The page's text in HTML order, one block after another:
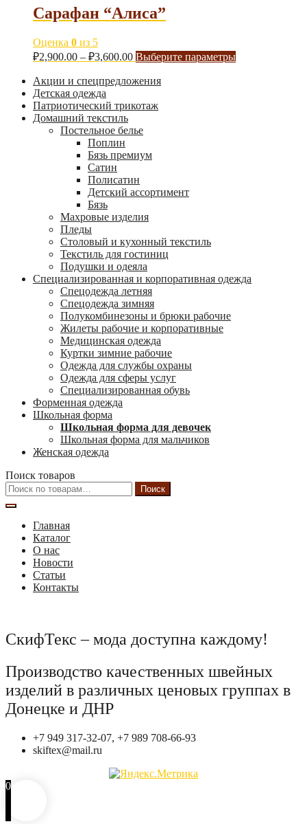
Сарафан “Алиса”
Оценка 0 из 5
₽2,900.00 – ₽3,600.00 Выберите параметры
Акции и спецпредложения
Детская одежда
Патриотический трикотаж
Домашний текстиль
Постельное белье
Поплин
Бязь премиум
Сатин
Полисатин
Детский ассортимент
Бязь
Махровые изделия
Пледы
Столовый и кухонный текстиль
Текстиль для гостиниц
Подушки и одеяла
Специализированная и корпоративная одежда
Спецодежда летняя
Спецодежда зимняя
Полукомбинезоны и брюки рабочие
Жилеты рабочие и корпоративные
Медицинская одежда
Куртки зимние рабочие
Одежда для службы охраны
Одежда для сферы услуг
Специализированная обувь
Форменная одежда
Школьная форма
Школьная форма для девочек
Школьная форма для мальчиков
Женская одежда
Поиск товаров
Искать:
Поиск
Главная
Каталог
О нас
Новости
Статьи
Контакты
СкифТекс – мода доступна каждому!
Производство качественных швейных
изделий в различных ценовых группах в
Донецке и ДНР
+7 949 317-32-07, +7 989 708-66-93
skiftex@mail.ru
0